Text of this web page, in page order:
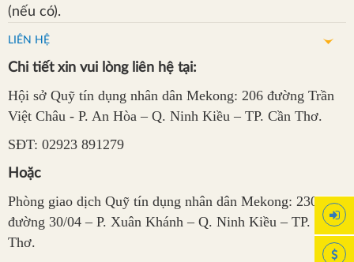
(nếu có).
LIÊN HỆ
Chi tiết xin vui lòng liên hệ tại:
Hội sở Quỹ tín dụng nhân dân Mekong: 206 đường Trần
Việt Châu - P. An Hòa – Q. Ninh Kiều – TP. Cần Thơ.
SĐT: 02923 891279
Hoặc
Phòng giao dịch Quỹ tín dụng nhân dân Mekong: 230
đường 30/04 – P. Xuân Khánh – Q. Ninh Kiều – TP. Cần
Thơ.